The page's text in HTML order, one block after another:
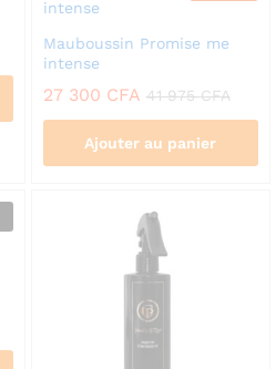
Mauboussin Promise me
intense
27 300 CFA 41 975CFA
Ajouter au panier